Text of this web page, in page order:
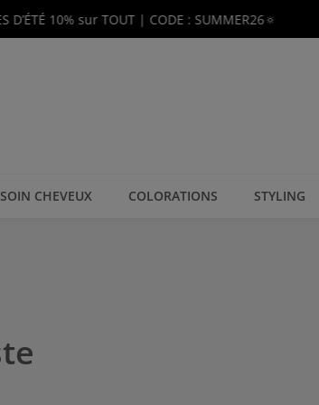
D’ÉTÉ 10% sur TOUT | CODE : SUMMER26🔅
SOIN CHEVEUX COLORATIONS STYLING